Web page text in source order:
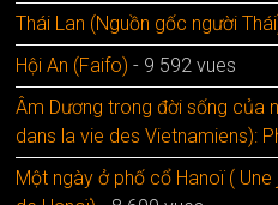
Thái Lan (Nguồn gốc người
Hội An (Faifo) - 9 592 vues
Âm Dương trong đời sống của
dans la vie des Vietnamiens):
Một ngày ở phố cổ Hanoï (